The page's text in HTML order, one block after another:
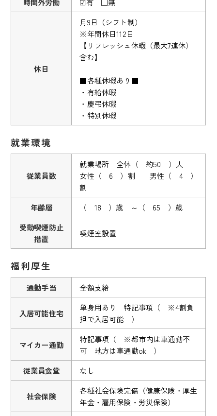
休日
月9日（シフト制）
※年間休日112日
【リフレッシュ休暇（最大7連休）
含む】
■各種休暇あり■
・有給休暇
・慶弔休暇
・特別休暇
就業環境
従業員数
就業場所 全体（ 約50 ）人
女性（ 6 ）割 男性（ 4 ）
割
年齢層
（ 18 ）歳 ～（ 65 ）歳
受動喫煙防止
措置
喫煙室設置
福利厚生
通勤手当 全額支給
入居可能住宅
単身用あり 特記事項（ ※4割負
担で入居可能 ）
マイカー通勤
特記事項（ ※都市内は車通勤不
可 地方は車通勤ok ）
従業員食堂
なし
社会保険
各種社会保険完備（健康保険・厚生
年金・雇用保険・労災保険）